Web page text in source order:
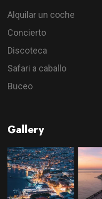
Alquilar un coche
Concierto
Discoteca
Safari a caballo
Buceo
Gallery